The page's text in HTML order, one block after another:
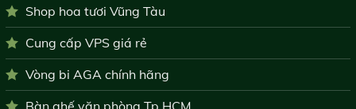
Shop hoa tươi Vũng Tàu
Cung cấp VPS giá rẻ
Vòng bi AGA chính hãng
Bàn ghế văn phòng Tp.HCM